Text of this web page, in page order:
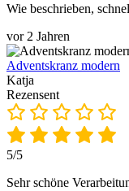
Wie beschrieben,
vor 2 Jahren
Adventskranz modern
Katja
Rezensent
5/5
Sehr schöne